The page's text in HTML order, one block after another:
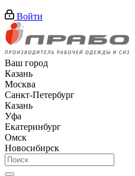
Войти
Ваш город
Казань
Москва
Санкт-Петербург
Казань
Уфа
Екатеринбург
Омск
Новосибирск